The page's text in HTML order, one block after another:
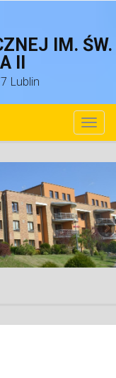
IM. ŚW.
II
Lublin